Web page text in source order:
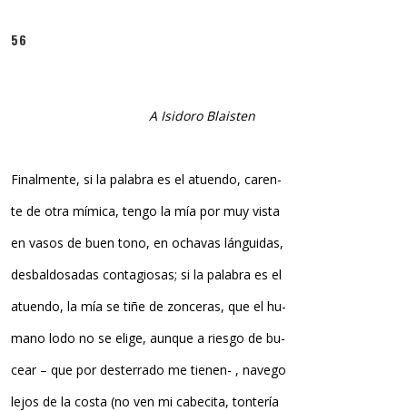
56
A Isidoro Blaisten
Finalmente, si la palabra es el atuendo, caren-
te de otra mímica, tengo la mía por muy vista
en vasos de buen tono, en ochavas lánguidas,
desbaldosadas contagiosas; si la palabra es el
atuendo, la mía se tiñe de zonceras, que el hu-
mano lodo no se elige, aunque a riesgo de bu-
cear – que por desterrado me tienen- , navego
lejos de la costa (no ven mi cabecita, tontería